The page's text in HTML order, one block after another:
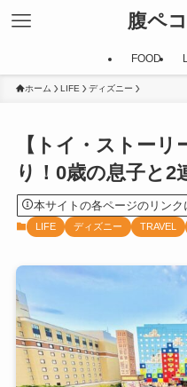
腹ペ
FOOD
ホーム LIFE ディズニー
【トイ・ストー
り！0歳の息子と2
本サイトの各ページのリンク
LIFE ディズニー TRAVEL